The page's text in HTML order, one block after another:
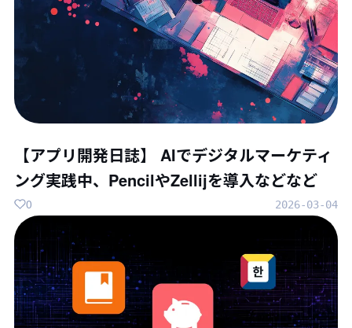
【アプリ開発日誌】 AIでデジタルマーケティ
ング実践中、PencilやZellijを導入などなど
2026-03-04
0